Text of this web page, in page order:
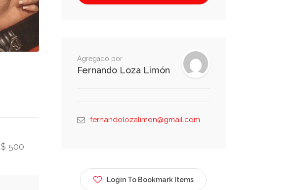
$ 500
Agregado por
Fernando Loza Limón
fernandolozalimon@gmail.com
Login To Bookmark Items